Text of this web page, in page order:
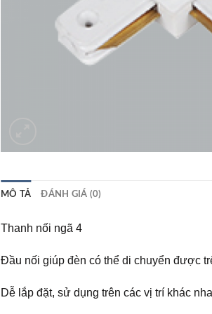
MÔ TẢ ĐÁNH GIÁ (0)
Thanh nối ngã 4
Đầu nối giúp đèn có thể di chuyển được
Dễ lắp đặt, sử dụng trên các vị trí khác